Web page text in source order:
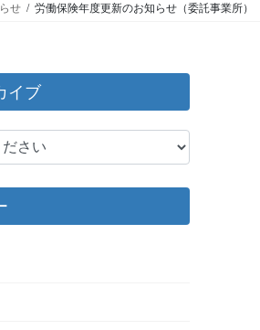
せ 労働保険年度更新のお知らせ（委託事業所）
イブ